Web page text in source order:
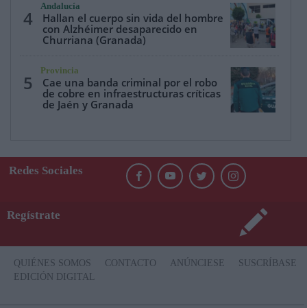
4
Andalucía
Hallan el cuerpo sin vida del hombre
con Alzhéimer desaparecido en
Churriana (Granada)
5
Provincia
Cae una banda criminal por el robo
de cobre en infraestructuras críticas
de Jaén y Granada
Redes Sociales
Regístrate
QUIÉNES SOMOS CONTACTO ANÚNCIESE
SUSCRÍBASE
EDICIÓN DIGITAL